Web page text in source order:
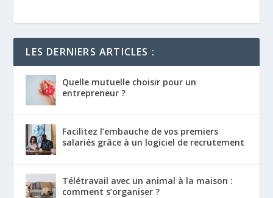
LES DERNIERS ARTICLES :
Quelle mutuelle choisir pour un
entrepreneur ?
Facilitez l’embauche de vos premiers
salariés grâce à un logiciel de recrutement
Télétravail avec un animal à la maison :
comment s’organiser ?